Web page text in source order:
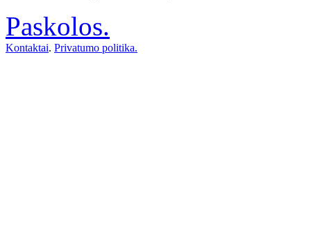
Paskolos.
Kontaktai. Privatumo politika.